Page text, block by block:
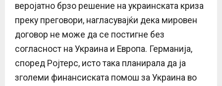
веројатно брзо решение на украинската криза
преку преговори, нагласувајќи дека мировен
договор не може да се постигне без
согласност на Украина и Европа. Германија,
според Ројтерс, исто така планирала да ја
зголеми финансиската помош за Украина во